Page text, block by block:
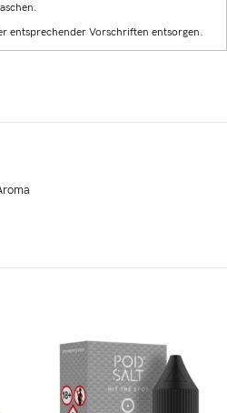
entsprechender Vorschriften entsorgen.